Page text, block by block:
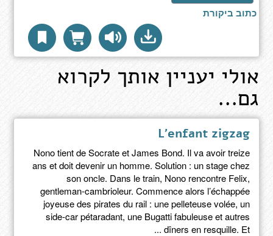
כתוב ביקורת
אולי יעניין אותך לקרוא
גם...
L'enfant zigzag
Nono tient de Socrate et James Bond. Il va avoir treize
ans et doit devenir un homme. Solution : un stage chez
son oncle. Dans le train, Nono rencontre Felix,
gentleman-cambrioleur. Commence alors l’échappée
joyeuse des pirates du rail : une pelleteuse volée, un
side-car pétaradant, une Bugatti fabuleuse et autres
dîners en resquille. Et ...